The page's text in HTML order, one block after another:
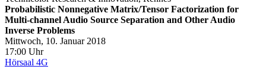
Probabilistic Nonnegative Matrix/Tensor Factorization for
Multi-channel Audio Source Separation and Other Audio
Inverse Problems
Mittwoch, 10. Januar 2018
17:00 Uhr
Hörsaal 4G